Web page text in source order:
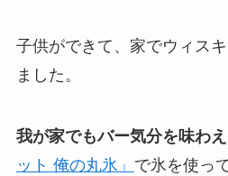
子供ができて、家でウィス
ました。
我が家でもバー気分を味わ
ット 俺の丸氷」 で氷を使っ